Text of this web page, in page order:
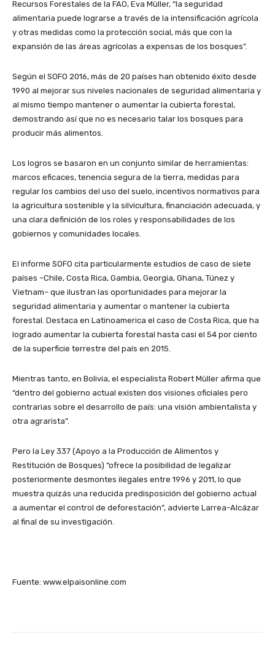
Recursos Forestales de la FAO, Eva Müller, “la seguridad
alimentaria puede lograrse a través de la intensificación agrícola
y otras medidas como la protección social, más que con la
expansión de las áreas agrícolas a expensas de los bosques”.
Según el SOFO 2016, más de 20 países han obtenido éxito desde
1990 al mejorar sus niveles nacionales de seguridad alimentaria y
al mismo tiempo mantener o aumentar la cubierta forestal,
demostrando así que no es necesario talar los bosques para
producir más alimentos.
Los logros se basaron en un conjunto similar de herramientas:
marcos eficaces, tenencia segura de la tierra, medidas para
regular los cambios del uso del suelo, incentivos normativos para
la agricultura sostenible y la silvicultura, financiación adecuada, y
una clara definición de los roles y responsabilidades de los
gobiernos y comunidades locales.
El informe SOFO cita particularmente estudios de caso de siete
países –Chile, Costa Rica, Gambia, Georgia, Ghana, Túnez y
Vietnam– que ilustran las oportunidades para mejorar la
seguridad alimentaria y aumentar o mantener la cubierta
forestal. Destaca en Latinoamerica el caso de Costa Rica, que ha
logrado aumentar la cubierta forestal hasta casi el 54 por ciento
de la superficie terrestre del país en 2015.
Mientras tanto, en Bolivia, el especialista Robert Müller afirma que
“dentro del gobierno actual existen dos visiones oficiales pero
contrarias sobre el desarrollo de país: una visión ambientalista y
otra agrarista”.
Pero la Ley 337 (Apoyo a la Producción de Alimentos y
Restitución de Bosques) “ofrece la posibilidad de legalizar
posteriormente desmontes ilegales entre 1996 y 2011, lo que
muestra quizás una reducida predisposición del gobierno actual
a aumentar el control de deforestación”, advierte Larrea-Alcázar
al final de su investigación.
Fuente: www.elpaisonline.com